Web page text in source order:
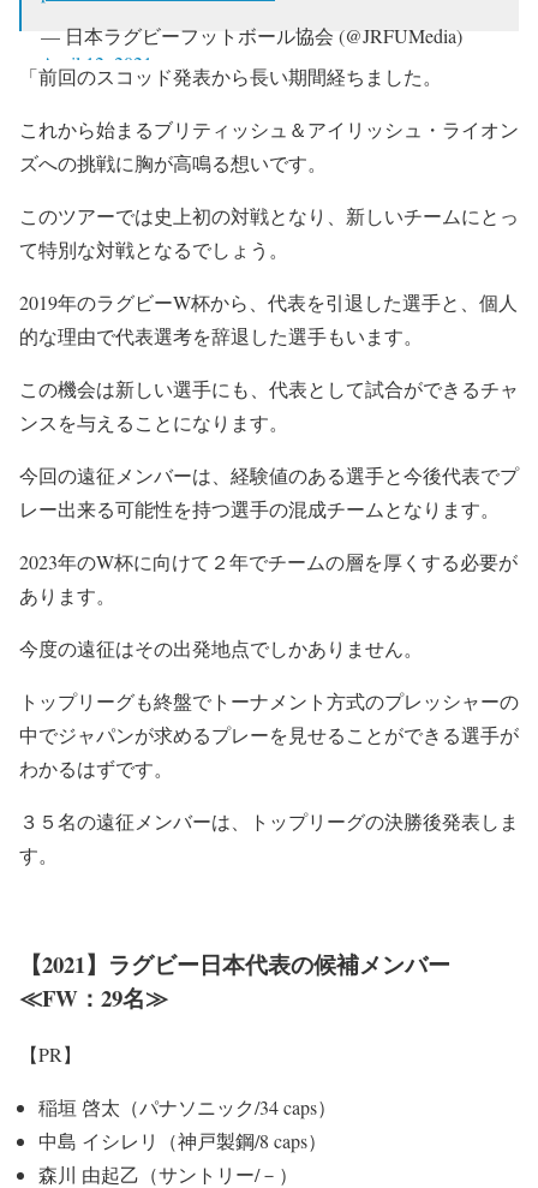
— 日本ラグビーフットボール協会 (@JRFUMedia)
April 12, 2021
「前回のスコッド発表から長い期間経ちました。
これから始まるブリティッシュ＆アイリッシュ・ライオン
ズへの挑戦に胸が高鳴る想いです。
このツアーでは史上初の対戦となり、新しいチームにとっ
て特別な対戦となるでしょう。
2019年のラグビーW杯から、代表を引退した選手と、個人
的な理由で代表選考を辞退した選手もいます。
この機会は新しい選手にも、代表として試合ができるチャ
ンスを与えることになります。
今回の遠征メンバーは、経験値のある選手と今後代表でプ
レー出来る可能性を持つ選手の混成チームとなります。
2023年のW杯に向けて２年でチームの層を厚くする必要が
あります。
今度の遠征はその出発地点でしかありません。
トップリーグも終盤でトーナメント方式のプレッシャーの
中でジャパンが求めるプレーを見せることができる選手が
わかるはずです。
３５名の遠征メンバーは、トップリーグの決勝後発表しま
す。
【2021】ラグビー日本代表の候補メンバー
≪FW：29名≫
【PR】
稲垣 啓太（パナソニック/34 caps）
中島 イシレリ（神戸製鋼/8 caps）
森川 由起乙（サントリー/－）